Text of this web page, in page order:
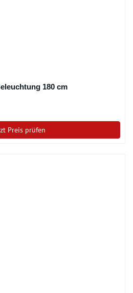
180 cm
Preis prüfen